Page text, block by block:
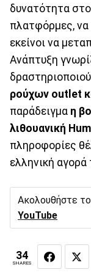
δυνατότητα
πλατφόρμες, να
εκείνοι να
Ανάπτυξη
ρούχων outlet
παράδειγμα η
λιθουανική
πληροφορίες
ελληνική
Ακολουθήστε
YouTube
34
SHARES